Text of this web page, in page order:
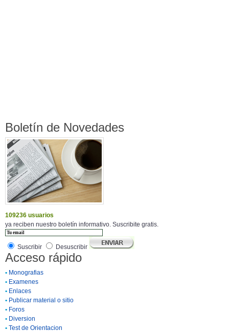
Boletín de Novedades
109236 usuarios
ya reciben nuestro boletín informativo. Suscribite gratis.
Suscribir Desuscribir
Acceso rápido
• Monografias
• Examenes
• Enlaces
• Publicar material o sitio
• Foros
• Diversion
• Test de Orientacion